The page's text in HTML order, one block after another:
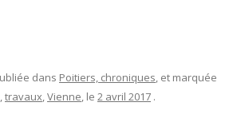
dans Poitiers, chroniques, et marquée
,travaux,Vienne, le 2 avril 2017 .